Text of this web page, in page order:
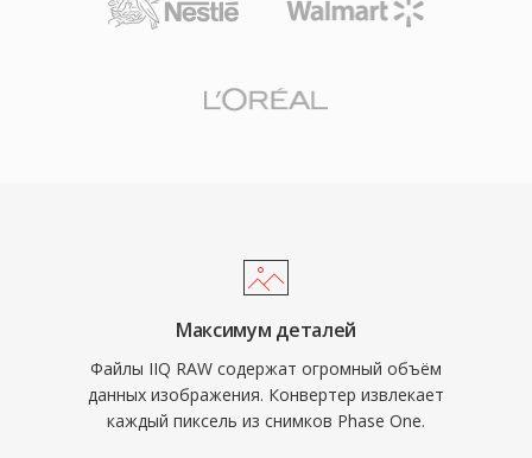
Максимум деталей
Файлы IIQ RAW содержат огромный объём
данных изображения. Конвертер извлекает
каждый пиксель из снимков Phase One.